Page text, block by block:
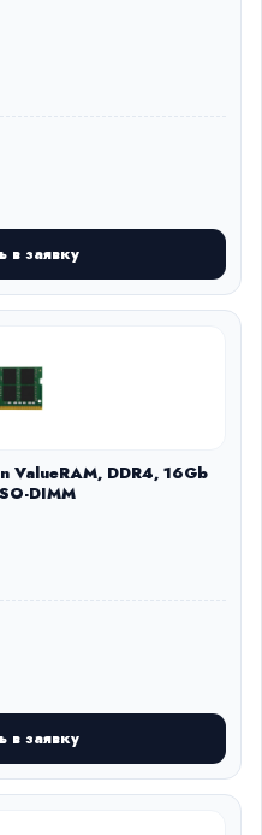
в заявку
ValueRAM, DDR4, 16Gb
DIMM
в заявку